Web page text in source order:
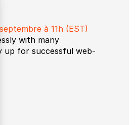
à 11h (EST)
with many
up for successful web-